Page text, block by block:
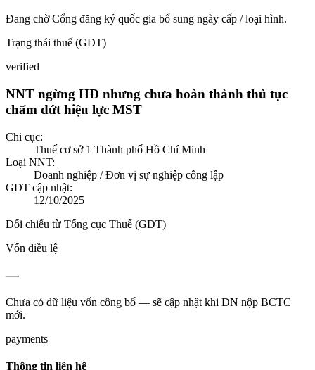
Đang chờ Cổng đăng ký quốc gia bổ sung ngày cấp / loại hình.
Trạng thái thuế (GDT)
verified
NNT ngừng HĐ nhưng chưa hoàn thành thủ tục
chấm dứt hiệu lực MST
Chi cục:
Thuế cơ sở 1 Thành phố Hồ Chí Minh
Loại NNT:
Doanh nghiệp / Đơn vị sự nghiệp công lập
GDT cập nhật:
12/10/2025
Đối chiếu từ Tổng cục Thuế (GDT)
Vốn điều lệ
—
Chưa có dữ liệu vốn công bố — sẽ cập nhật khi DN nộp BCTC
mới.
payments
Thông tin liên hệ